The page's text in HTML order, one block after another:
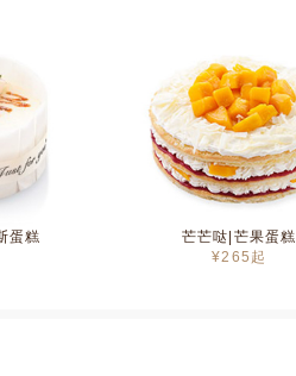
蛋糕
芒芒哒|芒果蛋糕
¥265 起